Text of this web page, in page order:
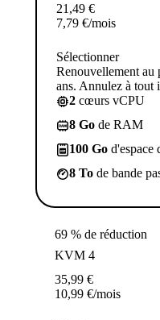
21,49 €
7,79 €/mois
Sélectionner
Renouvellement au
ans. Annulez à tout
2 cœurs vCPU
8 Go de RAM
100 Go d'espace
8 To de bande
69 % de réduction
KVM 4
35,99 €
10,99 €/mois